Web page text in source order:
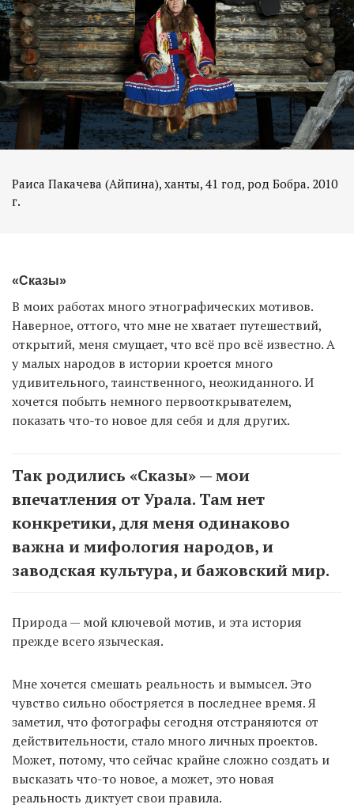
Раиса Пакачева (Айпина), ханты, 41 год, род Бобра. 2010
г.
«Сказы»
В моих работах много этнографических мотивов.
Наверное, оттого, что мне не хватает путешествий,
открытий, меня смущает, что всё про всё известно. А
у малых народов в истории кроется много
удивительного, таинственного, неожиданного. И
хочется побыть немного первооткрывателем,
показать что-то новое для себя и для других.
Так родились «Сказы» — мои
впечатления от Урала. Там нет
конкретики, для меня одинаково
важна и мифология народов, и
заводская культура, и бажовский мир.
Природа — мой ключевой мотив, и эта история
прежде всего языческая.
Мне хочется смешать реальность и вымысел. Это
чувство сильно обостряется в последнее время. Я
заметил, что фотографы сегодня отстраняются от
действительности, стало много личных проектов.
Может, потому, что сейчас крайне сложно создать и
высказать что-то новое, а может, это новая
реальность диктует свои правила.